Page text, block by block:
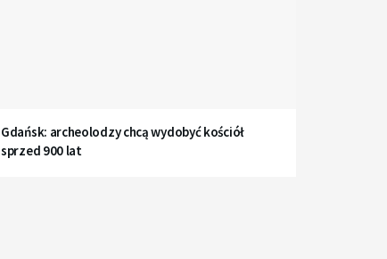
Gdańsk: archeolodzy chcą wydobyć kościół
sprzed 900 lat